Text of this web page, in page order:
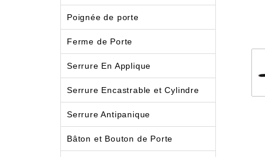
Poignée de porte
Ferme de Porte
Serrure En Applique
Serrure Encastrable et Cylindre
Serrure Antipanique
Bâton et Bouton de Porte